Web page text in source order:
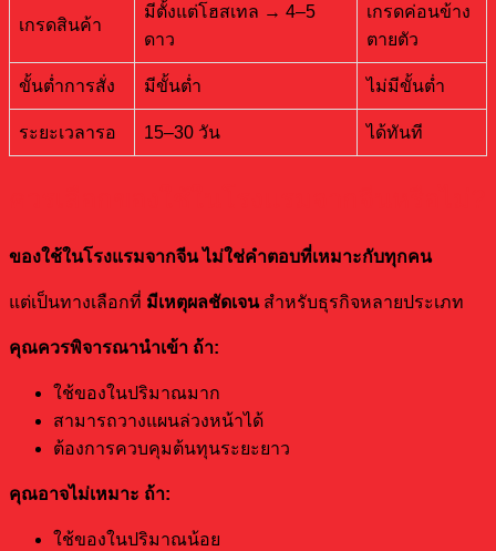
เกรดสินค้า
มีตั้งแต่โฮสเทล → 4–5
ดาว
เกรดค่อนข้าง
ตายตัว
ขั้นต่ำการสั่ง มีขั้นต่ำ ไม่มีขั้นต่ำ
ระยะเวลารอ 15–30 วัน ได้ทันที
ของใช้ในโรงแรมจากจีน ไม่ใช่คำตอบที่เหมาะกับทุกคน
แต่เป็นทางเลือกที่ มีเหตุผลชัดเจนสำหรับธุรกิจหลายประเภท
คุณควรพิจารณานำเข้า ถ้า:
ใช้ของในปริมาณมาก
สามารถวางแผนล่วงหน้าได้
ต้องการควบคุมต้นทุนระยะยาว
คุณอาจไม่เหมาะ ถ้า:
ใช้ของในปริมาณน้อย